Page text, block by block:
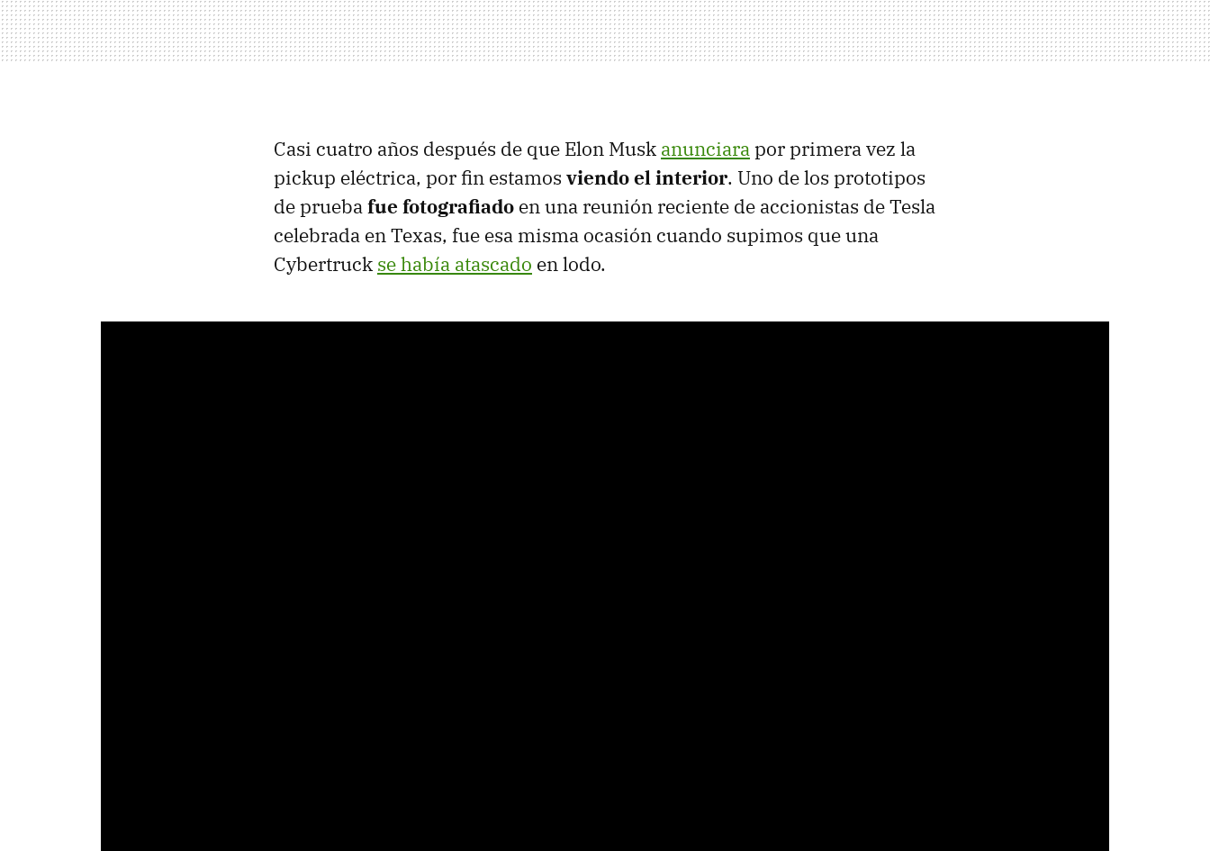
Casi cuatro años después de que Elon Musk anunciarapor primera vez la
pickup eléctrica, por fin estamos viendo el interior. Uno de los prototipos
de pruebafue fotografiado en una reunión reciente de accionistas de Tesla
celebrada en Texas, fue esa misma ocasión cuando supimos que una
Cybertruck se había atascado en lodo.